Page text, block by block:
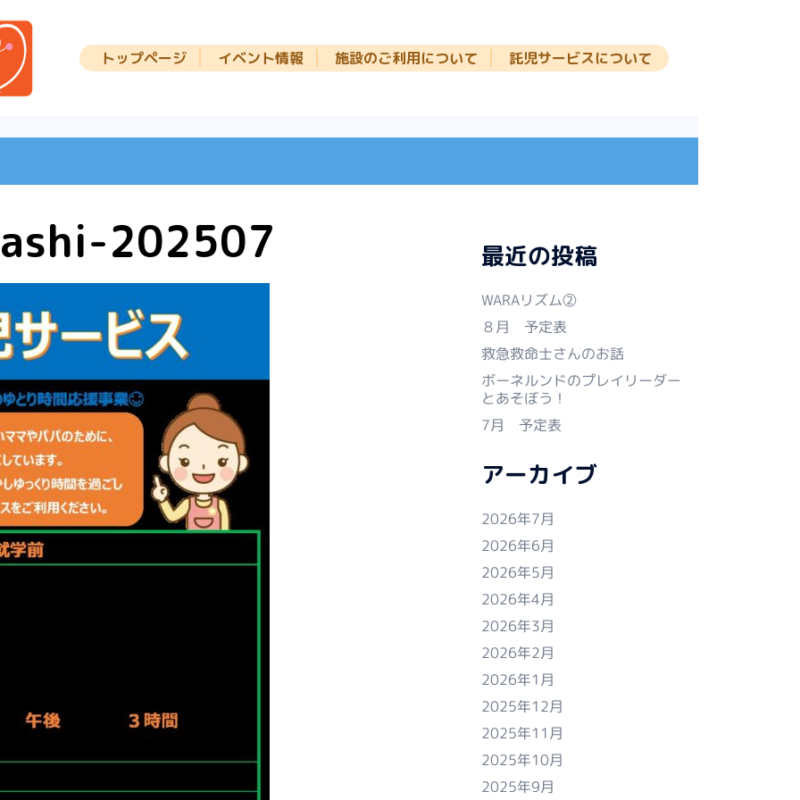
トップページ イベント情報 施設のご利用について 託児サービスについて
202507 最近の投稿
WARAリズム②
８月 予定表
救急救命士さんのお話
ボーネルンドのプレイリーダー
とあそぼう！
7月 予定表
アーカイブ
2026年7月
2026年6月
2026年5月
2026年4月
2026年3月
2026年2月
2026年1月
2025年12月
2025年11月
2025年10月
2025年9月